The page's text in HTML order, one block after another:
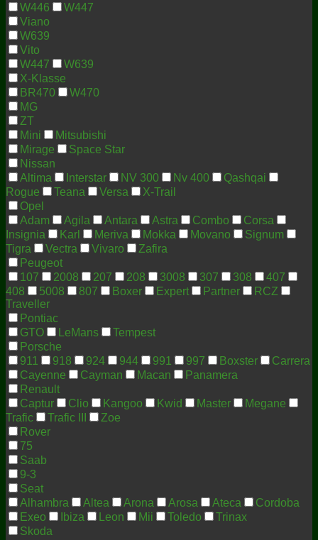
W446
W447
Viano
W639
Vito
W447
W639
X-Klasse
BR470
W470
MG
ZT
Mini
Mitsubishi
Mirage
Space Star
Nissan
Altima
Interstar NV 300 Nv 400
Qashqai
Rogue
Teana Versa
X-Trail
Opel
Adam
Agila Antara Astra Combo
Corsa
Insignia
Karl Meriva Mokka Movano
Signum
Tigra
Vectra Vivaro
Zafira
Peugeot
107
2008 207 208 3008 307 308
407
408
5008 807 Boxer Expert Partner
RCZ
Traveller
Pontiac
GTO
LeMans
Tempest
Porsche
911
918 924 944 991 997 Boxster
Carrera
Cayenne
Cayman Macan
Panamera
Renault
Captur
Clio Kangoo Kwid Master
Megane
Trafic
Trafic III
Zoe
Rover
75
Saab
9-3
Seat
Alhambra
Altea Arona Arosa Ateca
Cordoba
Exeo
Ibiza Leon Mii Toledo
Trinax
Skoda